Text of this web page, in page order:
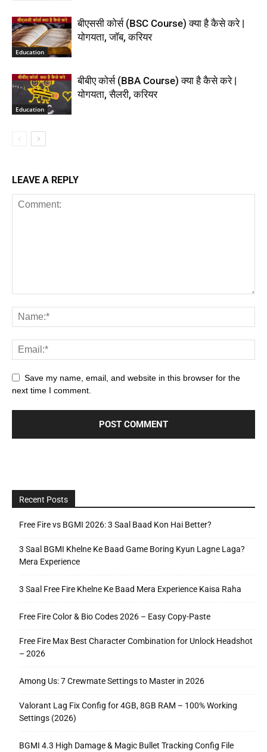
Education
बीएससी कोर्स (BSC Course) क्या है कैसे करे |
योगयता, जॉब, करियर
Education
बीबीए कोर्स (BBA Course) क्या है कैसे करे |
योगयता, सैलरी, करियर
LEAVE A REPLY
Save my name, email, and website in this browser for the
next time I comment.
Recent Posts
Free Fire vs BGMI 2026: 3 Saal Baad Kon Hai Better?
3 Saal BGMI Khelne Ke Baad Game Boring Kyun Lagne Laga?
Mera Experience
3 Saal Free Fire Khelne Ke Baad Mera Experience Kaisa Raha
Free Fire Color & Bio Codes 2026 – Easy Copy-Paste
Free Fire Max Best Character Combination for Unlock Headshot
– 2026
Among Us: 7 Crewmate Settings to Master in 2026
Valorant Lag Fix Config for 4GB, 8GB RAM – 100% Working
Settings (2026)
BGMI 4.3 High Damage & Magic Bullet Tracking Config File